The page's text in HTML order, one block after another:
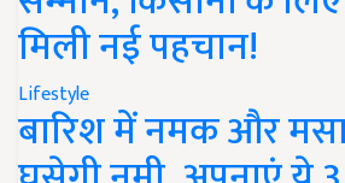
मिली नई पहचान!
Lifestyle
बारिश में नमक और